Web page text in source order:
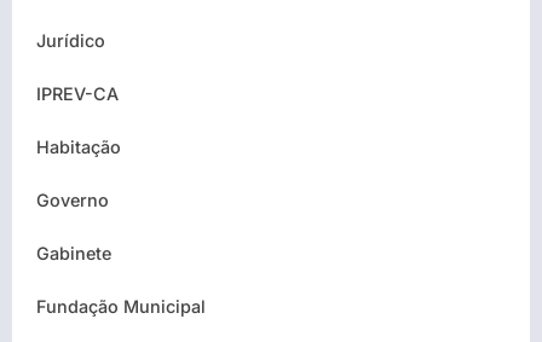
Jurídico
IPREV-CA
Habitação
Governo
Gabinete
Fundação Municipal